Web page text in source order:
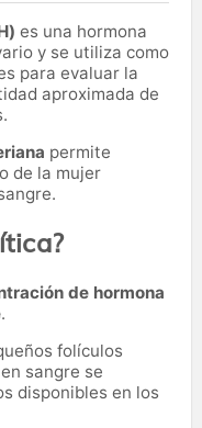
es una hormona
y se utiliza como
para evaluar la
aproximada de
permite
de la mujer
de hormona
.
folículos
sangre se
disponibles en los